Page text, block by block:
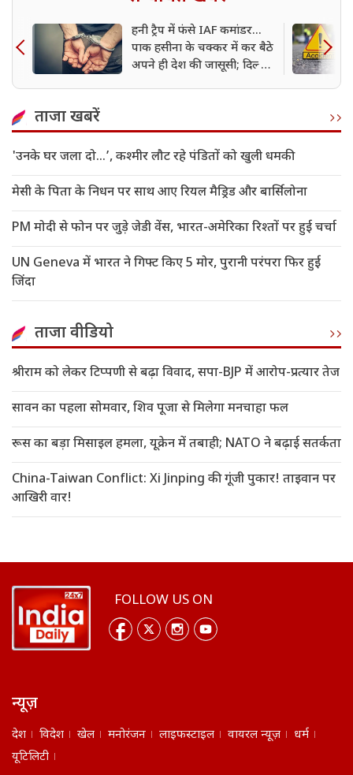
हनी ट्रैप में फंसे IAF कमांडर...
पाक हसीना के चक्कर में कर बैठे
अपने ही देश की जासूसी; दिल्ली
ताजा खबरें
'उनके घर जला दो…’, कश्मीर लौट रहे पंडितों को खुली धमकी
मेसी के पिता के निधन पर साथ आए रियल मैड्रिड और बार्सिलोना
PM मोदी से फोन पर जुड़े जेडी वेंस, भारत-अमेरिका रिश्तों पर हुई चर्चा
UN Geneva में भारत ने गिफ्ट किए 5 मोर, पुरानी परंपरा फिर हुई
जिंदा
ताजा वीडियो
श्रीराम को लेकर टिप्पणी से बढ़ा विवाद, सपा-BJP में आरोप-प्रत्यार तेज
सावन का पहला सोमवार, शिव पूजा से मिलेगा मनचाहा फल
रूस का बड़ा मिसाइल हमला, यूक्रेन में तबाही; NATO ने बढ़ाई सतर्कता
China-Taiwan Conflict: Xi Jinping की गूंजी पुकार! ताइवान पर
आखिरी वार!
FOLLOW US ON
न्यूज़
देश विदेश खेल मनोरंजन लाइफस्टाइल वायरल न्यूज़
धर्म
यूटिलिटी